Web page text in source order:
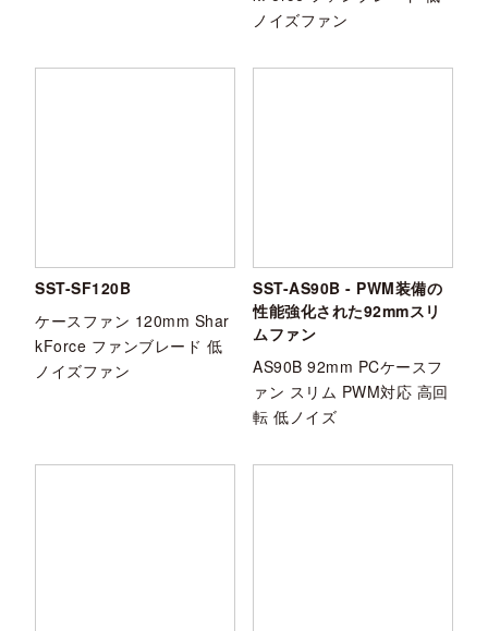
ノイズファン
SST-SF120B
ケースファン 120mm Shar
kForce ファンブレード 低
ノイズファン
SST-AS90B - PWM装備の
性能強化された92mmスリ
ムファン
AS90B 92mm PCケースフ
ァン スリム PWM対応 高回
転 低ノイズ